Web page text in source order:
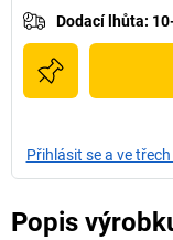
Dodací lhůta:
Přihlásit se a ve
Popis